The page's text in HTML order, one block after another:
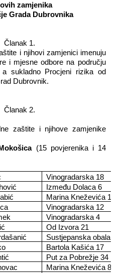
zamjenika
Grada Dubrovnika
Članak 1.
i njihovi zamjenici imenuju
i mjesne odbore na području
a sukladno Procjeni rizika od
Dubrovnik.
Članak 2.
zaštite i njihove zamjenike
(15 povjerenika i 14
Vinogradarska 18
Između Dolaca 6
Marina Kneževića 10
Vinogradarska 12
Vinogradarska 4
Od Izvora 21
Sustjepanska obala 25
Bartola Kašića 17
Put za Pobrežje 34
Marina Kneževića 8